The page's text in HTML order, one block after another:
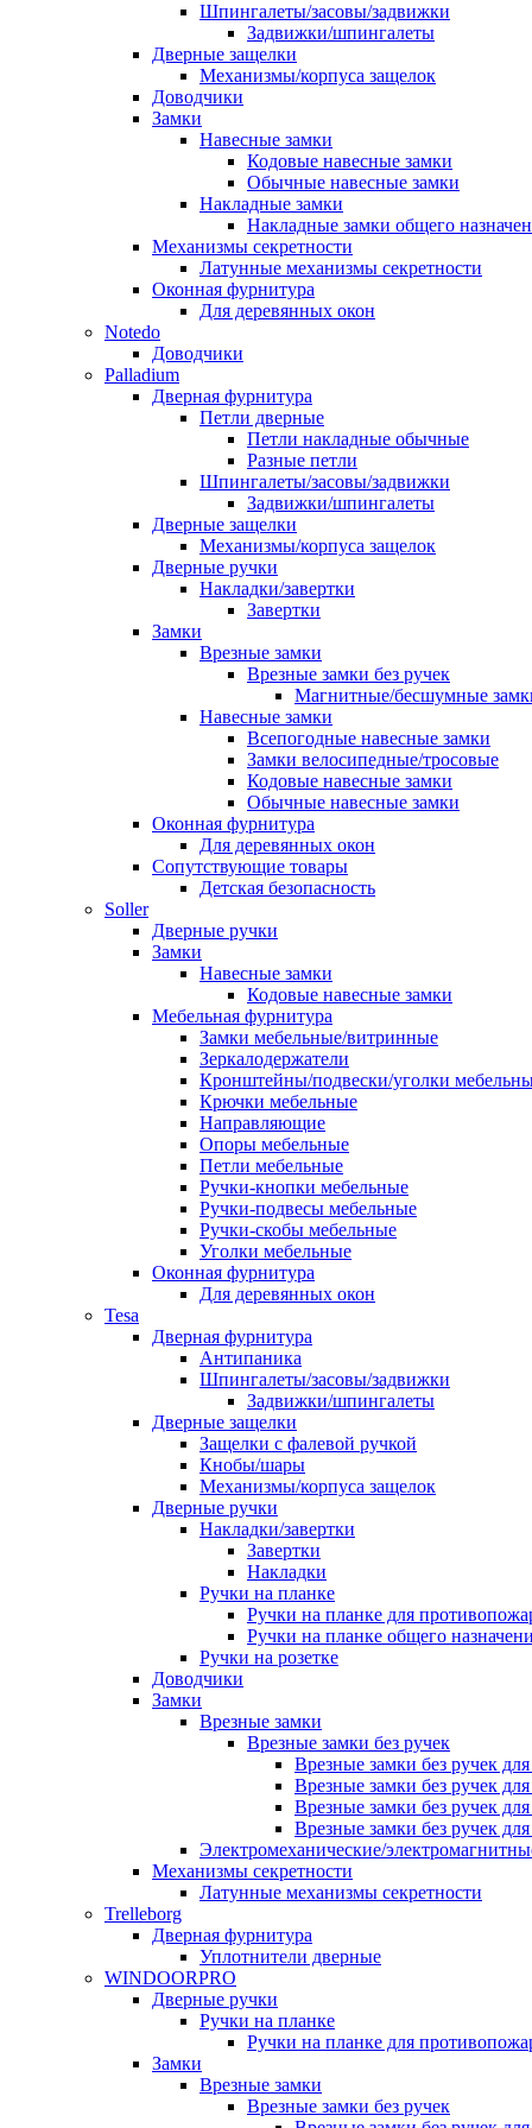
Шпингалеты/засовы/задвижки
Задвижки/шпингалеты
Дверные защелки
Механизмы/корпуса защелок
Доводчики
Замки
Навесные замки
Кодовые навесные замки
Обычные навесные замки
Накладные замки
Накладные замки общего
Механизмы секретности
Латунные механизмы секретности
Оконная фурнитура
Для деревянных окон
Notedo
Доводчики
Palladium
Дверная фурнитура
Петли дверные
Петли накладные обычные
Разные петли
Шпингалеты/засовы/задвижки
Задвижки/шпингалеты
Дверные защелки
Механизмы/корпуса защелок
Дверные ручки
Накладки/завертки
Завертки
Замки
Врезные замки
Врезные замки без ручек
Магнитные/бесшумные
Навесные замки
Всепогодные навесные замки
Замки велосипедные/тросовые
Кодовые навесные замки
Обычные навесные замки
Оконная фурнитура
Для деревянных окон
Сопутствующие товары
Детская безопасность
Soller
Дверные ручки
Замки
Навесные замки
Кодовые навесные замки
Мебельная фурнитура
Замки мебельные/витринные
Зеркалодержатели
Кронштейны/подвески/уголки
Крючки мебельные
Направляющие
Опоры мебельные
Петли мебельные
Ручки-кнопки мебельные
Ручки-подвесы мебельные
Ручки-скобы мебельные
Уголки мебельные
Оконная фурнитура
Для деревянных окон
Tesa
Дверная фурнитура
Антипаника
Шпингалеты/засовы/задвижки
Задвижки/шпингалеты
Дверные защелки
Защелки с фалевой ручкой
Кнобы/шары
Механизмы/корпуса защелок
Дверные ручки
Накладки/завертки
Завертки
Накладки
Ручки на планке
Ручки на планке для
Ручки на планке общего
Ручки на розетке
Доводчики
Замки
Врезные замки
Врезные замки без ручек
Врезные замки без ручек
Врезные замки без ручек
Врезные замки без ручек
Врезные замки без ручек
Электромеханические/
Механизмы секретности
Латунные механизмы секретности
Trelleborg
Дверная фурнитура
Уплотнители дверные
WINDOORPRO
Дверные ручки
Ручки на планке
Ручки на планке для
Замки
Врезные замки
Врезные замки без ручек